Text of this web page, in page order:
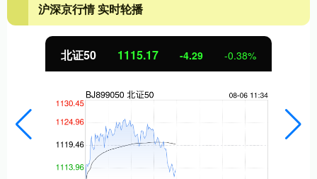
沪深京行情 实时轮播
北证50 1115.17 -4.29 -0.38%